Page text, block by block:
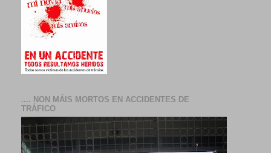
.... NON MÁIS MORTOS EN ACCIDENTES DE
TRÁFICO